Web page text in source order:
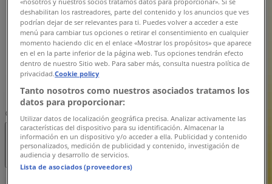
10:00 - 19:00
Torsdag
10:00 - 19:00
Fredag
10:00 - 19:00
Lördag
10:00 - 17:00
Karta
Tel. 021-3380699
Stängt
deshabilitan los rastreadores, parte del contenido y los anuncios que ves
podrían dejar de ser relevantes para ti. Puedes volver a acceder a este
menú para cambiar tus opciones o retirar el consentimiento en cualquier
momento haciendo clic en el enlace «Mostrar los propósitos» que aparece
en el en la parte inferior de la página web. Tus opciones tendrán efecto
dentro de nuestro Sitio web. Para saber más, consulta nuestra política de
privacidad.Cookie policy
Tanto nosotros como nuestros asociados tratamos los
datos para proporcionar:
Utilizar datos de localización geográfica precisa. Analizar activamente las
características del dispositivo para su identificación. Almacenar la
información en un dispositivo y/o acceder a ella. Publicidad y contenido
personalizados, medición de publicidad y contenido, investigación de
audiencia y desarrollo de servicios.
Lista de asociados (proveedores)